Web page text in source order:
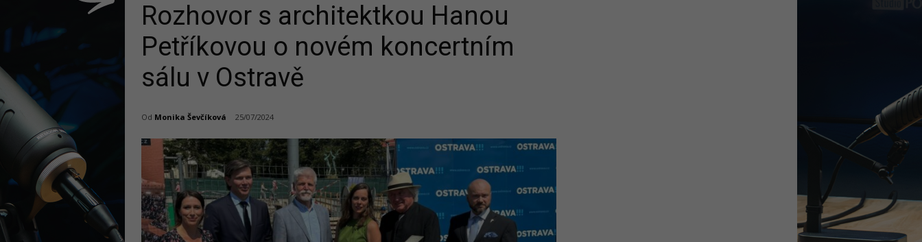
Rozhovor s architektkou Hanou
Petříkovou o novém koncertním
sálu v Ostravě
Od Monika Ševčíková 25/07/2024